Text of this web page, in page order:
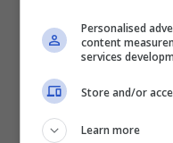
Personalised
content
services
Store and/or
Learn more